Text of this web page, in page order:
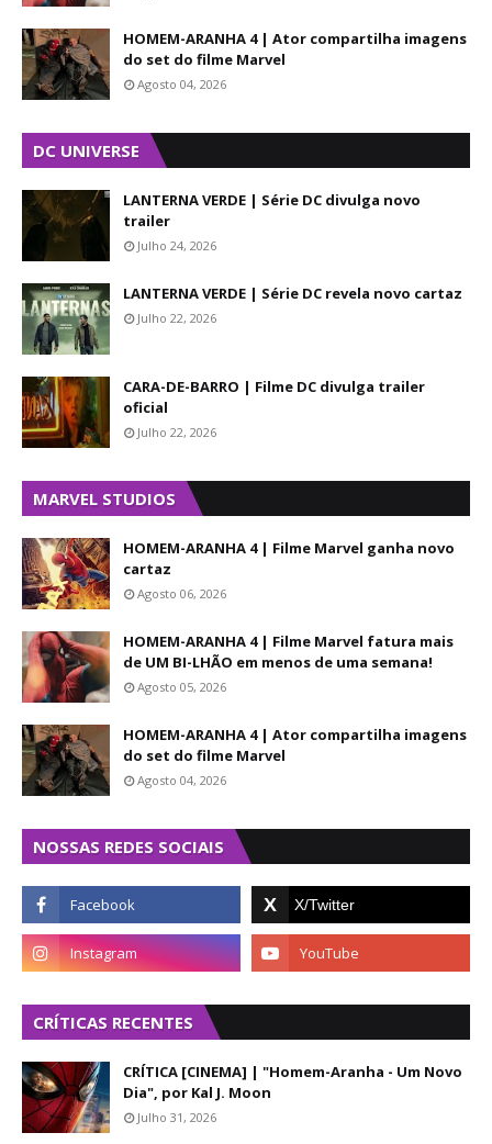
HOMEM-ARANHA 4 | Ator compartilha imagens
do set do filme Marvel
Agosto 04, 2026
DC UNIVERSE
LANTERNA VERDE | Série DC divulga novo
trailer
Julho 24, 2026
LANTERNA VERDE | Série DC revela novo cartaz
Julho 22, 2026
CARA-DE-BARRO | Filme DC divulga trailer
oficial
Julho 22, 2026
MARVEL STUDIOS
HOMEM-ARANHA 4 | Filme Marvel ganha novo
cartaz
Agosto 06, 2026
HOMEM-ARANHA 4 | Filme Marvel fatura mais
de UM BI-LHÃO em menos de uma semana!
Agosto 05, 2026
HOMEM-ARANHA 4 | Ator compartilha imagens
do set do filme Marvel
Agosto 04, 2026
NOSSAS REDES SOCIAIS
CRÍTICAS RECENTES
CRÍTICA [CINEMA] | "Homem-Aranha - Um Novo
Dia", por Kal J. Moon
Julho 31, 2026